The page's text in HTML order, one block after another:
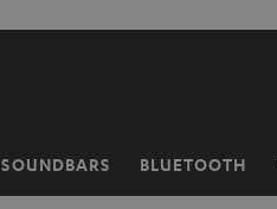
SOUNDBARS BLUETOOTH